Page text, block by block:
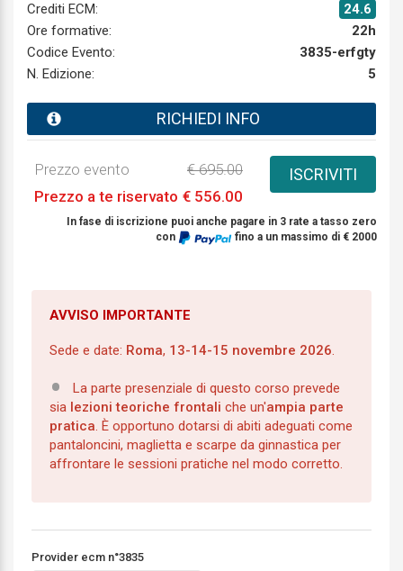
Crediti ECM:
24.6
Ore formative:
22h
Codice Evento:
3835-erfgty
N. Edizione:
5
RICHIEDI INFO
ISCRIVITI
Prezzo evento
€ 695.00
Prezzo a te riservato € 556.00
In fase di iscrizione puoi anche pagare in 3 rate a tasso zero
con
fino a un massimo di € 2000
AVVISO IMPORTANTE
Sede e date: Roma, 13-14-15 novembre 2026.
La parte presenziale di questo corso prevede
sia lezioni teoriche frontali che un'ampia parte
pratica. È opportuno dotarsi di abiti adeguati come
pantaloncini, maglietta e scarpe da ginnastica per
affrontare le sessioni pratiche nel modo corretto.
Provider ecm n°3835